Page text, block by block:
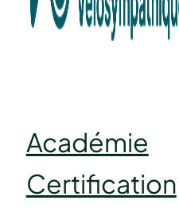
Académie
Certification